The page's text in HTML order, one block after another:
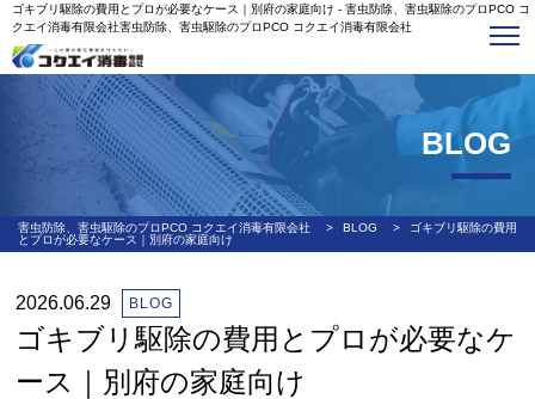
ゴキブリ駆除の費用とプロが必要なケース｜別府の家庭向け - 害虫防除、害虫駆除のプロPCO コ
クエイ消毒有限会社害虫防除、害虫駆除のプロPCO コクエイ消毒有限会社
BLOG
害虫防除、害虫駆除のプロPCO コクエイ消毒有限会社 > BLOG >
ゴキブリ駆除の費用
とプロが必要なケース｜別府の家庭向け
2026.06.29 BLOG
ゴキブリ駆除の費用とプロが必要なケ
ース｜別府の家庭向け